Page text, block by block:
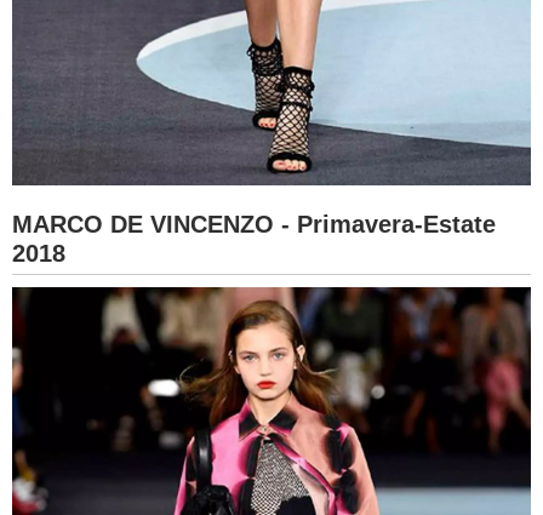
MARCO DE VINCENZO - Primavera-Estate
2018